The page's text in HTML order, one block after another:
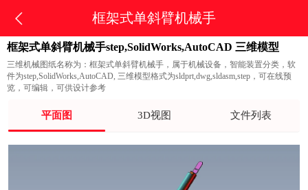
框架式单斜臂机械手
框架式单斜臂机械手step,SolidWorks,AutoCAD 三维模型
三维机械图纸名称为：框架式单斜臂机械手，属于机械设备，智能装置分类，软
件为step,SolidWorks,AutoCAD, 三维模型格式为sldprt,dwg,sldasm,step，可在线预
览，可编辑，可供设计参考
平面图 3D视图 文件列表